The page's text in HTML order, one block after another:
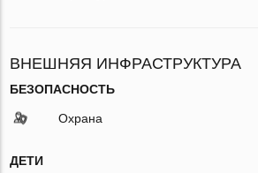
ВНЕШНЯЯ ИНФРАСТРУКТУРА
БЕЗОПАСНОСТЬ
Охрана
ДЕТИ